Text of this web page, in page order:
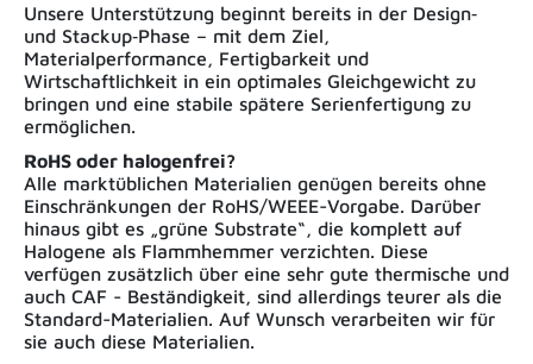
Unsere Unterstützung beginnt bereits in der Design‑
und Stackup‑Phase – mit dem Ziel,
Materialperformance, Fertigbarkeit und
Wirtschaftlichkeit in ein optimales Gleichgewicht zu
bringen und eine stabile spätere Serienfertigung zu
ermöglichen.
RoHS oder halogenfrei?
Alle marktüblichen Materialien genügen bereits ohne
Einschränkungen der RoHS/WEEE-Vorgabe. Darüber
hinaus gibt es „grüne Substrate“, die komplett auf
Halogene als Flammhemmer verzichten. Diese
verfügen zusätzlich über eine sehr gute thermische und
auch CAF - Beständigkeit, sind allerdings teurer als die
Standard-Materialien. Auf Wunsch verarbeiten wir für
sie auch diese Materialien.